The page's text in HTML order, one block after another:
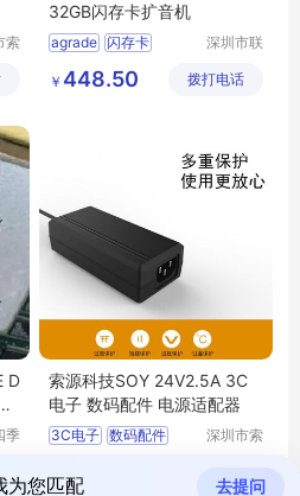
索
32GB闪存卡扩音机
agrade 闪存卡
深圳市联
限公司
￥ 448.50 拨打电话
D
季
司
索源科技SOY 24V2.5A 3C
电子 数码配件 电源适配器
3C电子 数码配件
深圳市索
限公司
￥38.20
为您匹配 去提问